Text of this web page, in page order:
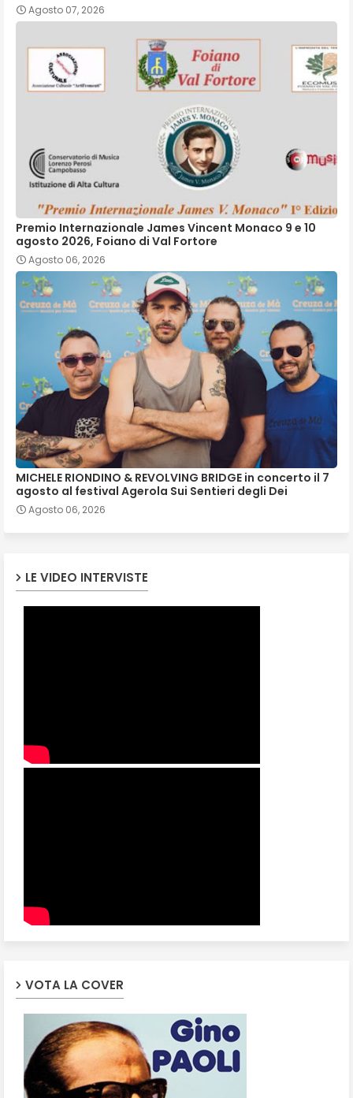
Agosto 07, 2026
Premio Internazionale James Vincent Monaco 9 e 10
agosto 2026, Foiano di Val Fortore
Agosto 06, 2026
MICHELE RIONDINO & REVOLVING BRIDGE in concerto il 7
agosto al festival Agerola Sui Sentieri degli Dei
Agosto 06, 2026
LE VIDEO INTERVISTE
VOTA LA COVER